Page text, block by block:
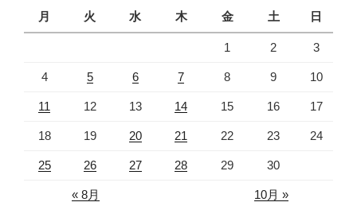
月
火 水 木 金 土 日
1 2 3
4 5 6 7 8 9 10
11 12 13 14 15 16 17
18 19 20 21 22 23 24
25 26 27 28 29 30
« 8月 10月 »